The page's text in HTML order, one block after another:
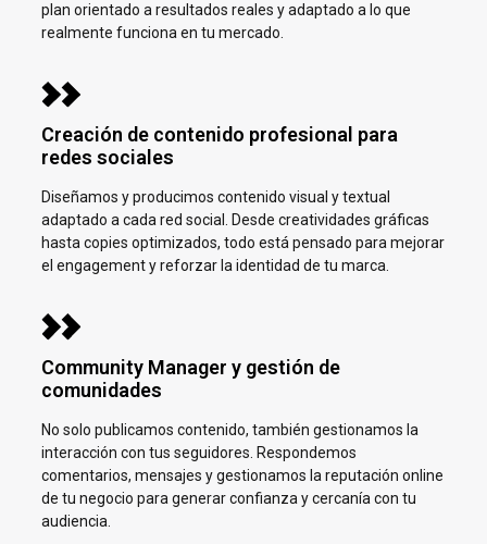
plan orientado a resultados reales y adaptado a lo que
realmente funciona en tu mercado.
Creación de contenido profesional para
redes sociales
Diseñamos y producimos contenido visual y textual
adaptado a cada red social. Desde creatividades gráficas
hasta copies optimizados, todo está pensado para mejorar
el engagement y reforzar la identidad de tu marca.
Community Manager y gestión de
comunidades
No solo publicamos contenido, también gestionamos la
interacción con tus seguidores. Respondemos
comentarios, mensajes y gestionamos la reputación online
de tu negocio para generar confianza y cercanía con tu
audiencia.